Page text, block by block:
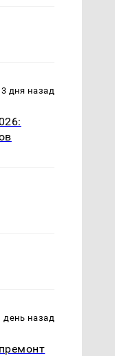
3 дня назад
день назад